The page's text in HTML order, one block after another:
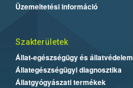
Üzemeltetési információ
Szakterületek
Állat-egészségügy és állatvédelem
Állategészségügyi diagnosztika
Állatgyógyászati termékek